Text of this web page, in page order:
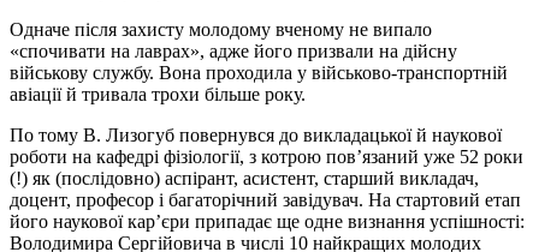
Одначе після захисту молодому вченому не випало
«спочивати на лаврах», адже його призвали на дійсну
військову службу. Вона проходила у військово-транспортній
авіації й тривала трохи більше року.
По тому В. Лизогуб повернувся до викладацької й наукової
роботи на кафедрі фізіології, з котрою пов’язаний уже 52 роки
(!) як (послідовно) аспірант, асистент, старший викладач,
доцент, професор і багаторічний завідувач. На стартовий етап
його наукової кар’єри припадає ще одне визнання успішності:
Володимира Сергійовича в числі 10 найкращих молодих